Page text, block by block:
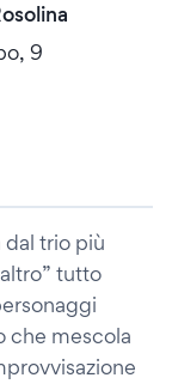
9
dal trio più
tutto
che mescola